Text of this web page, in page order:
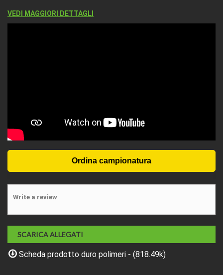
VEDI MAGGIORI DETTAGLI
Write a review
SCARICA ALLEGATI
Scheda prodotto duro polimeri - (818.49k)